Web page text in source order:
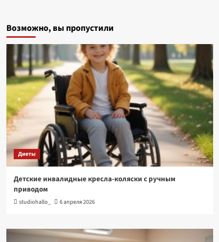
Возможно, вы пропустили
Диеты
Детские инвалидные кресла-коляски с ручным
приводом
studiohallo_ 6 апреля 2026